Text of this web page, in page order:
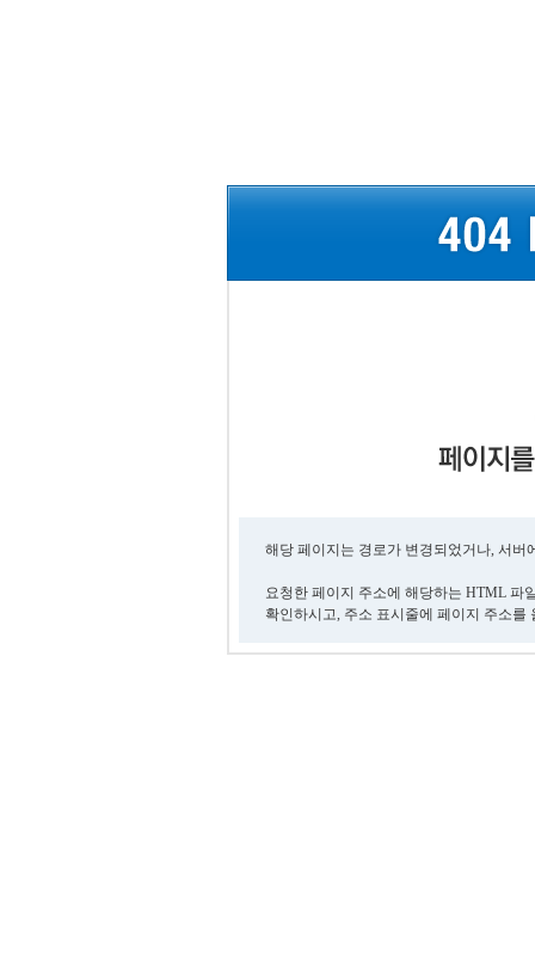
해당 페이지는 경로가 변경되었거나, 서
요청한 페이지 주소에 해당하는 HTML 파
확인하시고, 주소 표시줄에 페이지 주소